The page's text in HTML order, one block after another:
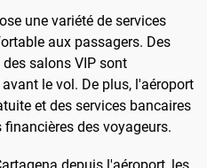
une variété de services
aux passagers. Des
salons VIP sont
le vol. De plus, l'aéroport
et des services bancaires
des voyageurs.